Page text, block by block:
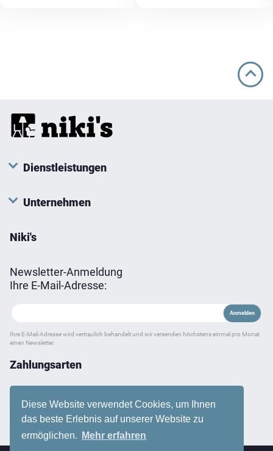
Diese Website verwendet Cookies, um Ihnen
das beste Erlebnis auf unserer Website zu
ermöglichen.
Mehr erfahren
Dienstleistungen
Unternehmen
Niki's
Newsletter-Anmeldung
Ihre E-Mail-Adresse:
Ihre E-Mail-Adresse wird vertraulich behandelt und wir versenden höchstens einmal pro Monat
einen Newsletter.
Zahlungsarten